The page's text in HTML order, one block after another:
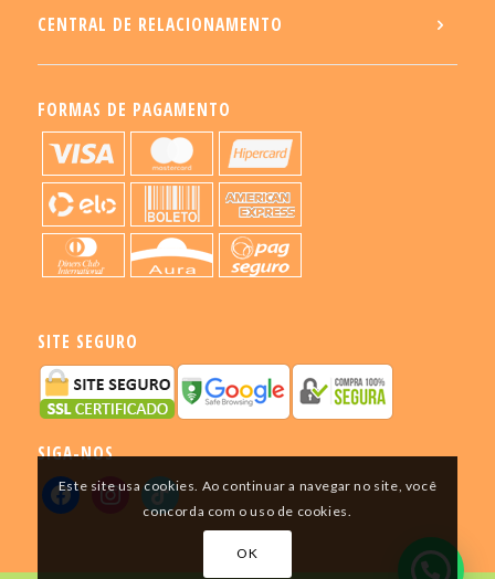
CENTRAL DE RELACIONAMENTO
FORMAS DE PAGAMENTO
SITE SEGURO
SIGA-NOS
Este site usa cookies. Ao continuar a navegar no site, você
concorda com o uso de cookies.
OK